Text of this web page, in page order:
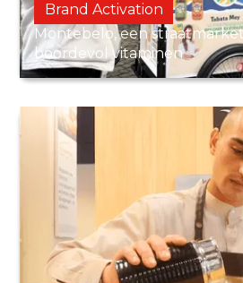
Brand Activation
Montebelo, een
boordevol vitaminen